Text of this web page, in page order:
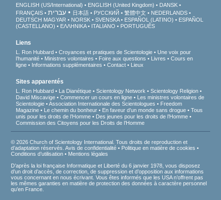
ENGLISH (US/International) ENGLISH (United Kingdom)
DANSK
FRANÇAIS
עברית 日本語 РУССКИЙ 繁體中文
NEDERLANDS
DEUTSCH MAGYAR NORSK SVENSKA ESPAÑOL (LATINO)
ESPAÑOL
(CASTELLANO)
ΕΛΛΗΝΙΚA ITALIANO PORTUGUÊS
Liens
L. Ron Hubbard Croyances et pratiques de Scientologie
Une voix pour
l’humanité
Ministres volontaires Foire aux questions Livres
Cours en
ligne
Informations supplémentaires Contact Lieux
Sites apparentés
L. Ron Hubbard La Dianétique Scientology Network
Scientology Religion
David Miscavige
Commencer un cours en ligne
Les ministres volontaires de
Scientologie
Association Internationale des Scientologues
Freedom
Magazine
Le chemin du bonheur En faveur d’un monde sans drogue
Tous
unis pour les droits de l’Homme
Des jeunes pour les droits de l’Homme
Commission des Citoyens pour les Droits de l’Homme
© 2026 Church of Scientology International. Tous droits de reproduction et
d’adaptation réservés.Avis de confidentialité • Politique en matière de cookies •
Conditions d’utilisation • Mentions légales
D’après la loi française Informatique et Liberté du 6 janvier 1978, vous disposez
d’un droit d’accès, de correction, de suppression et d’opposition aux informations
vous concernant en nous écrivant. Vous êtes informés que les USA n’offrent pas
les mêmes garanties en matière de protection des données à caractère personnel
qu’en France.